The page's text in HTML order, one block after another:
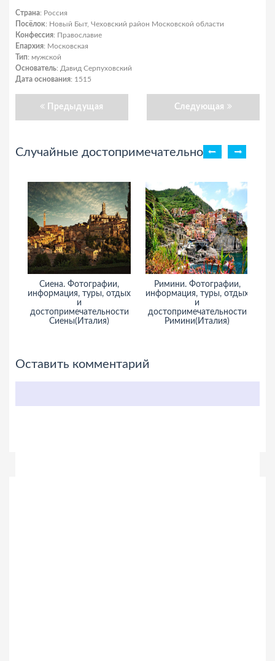
Страна: Россия
Посёлок: Новый Быт, Чеховский район Московской области
Конфессия: Православие
Епархия: Московская
Тип: мужской
Основатель: Давид Серпуховский
Дата основания: 1515
Предыдущая Следующая
Случайные достопримечательности
Сиена. Фотографии,
информация, туры, отдых
и
достопримечательности
Сиены(Италия)
Римини. Фотографии,
информация, туры, отдых
и
достопримечательности
Римини(Италия)
Оставить комментарий